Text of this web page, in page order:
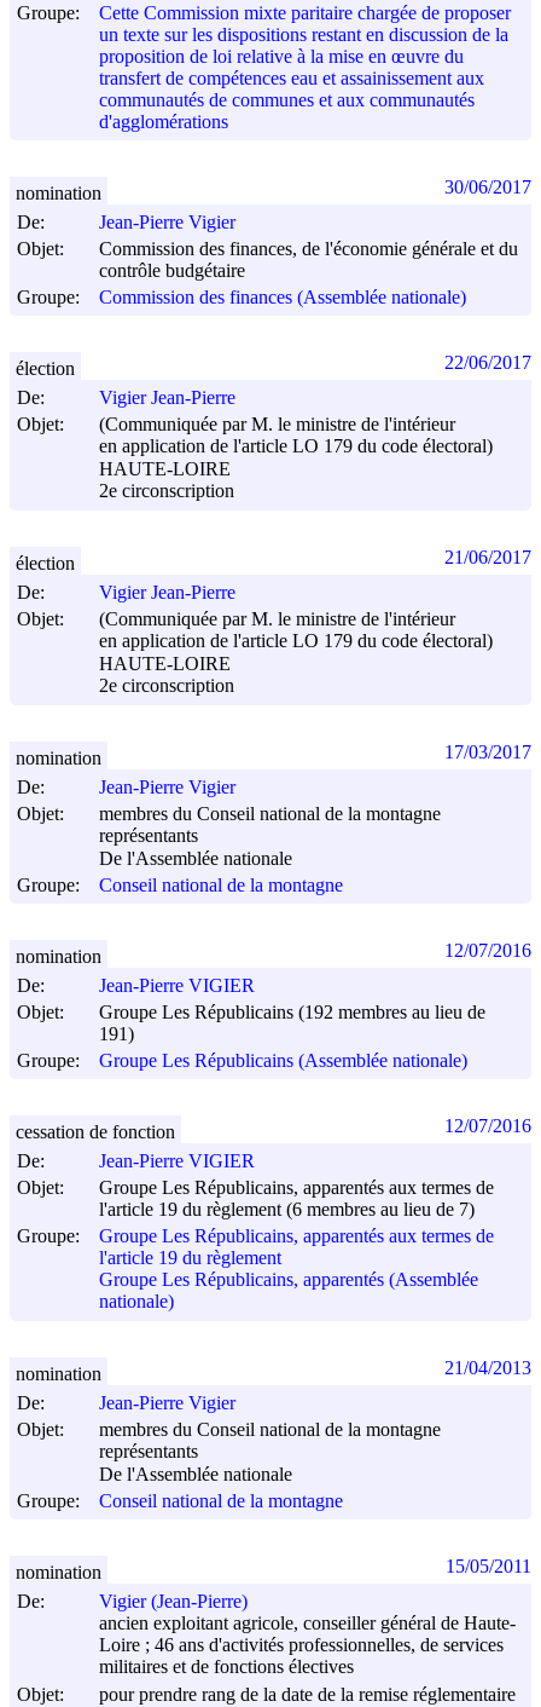
Groupe:
Cette Commission mixte paritaire chargée de proposer
un texte sur les dispositions restant en discussion de la
proposition de loi relative à la mise en œuvre du
transfert de compétences eau et assainissement aux
communautés de communes et aux communautés
d'agglomérations
De:
Jean-Pierre Vigier
Objet:
Commission des finances, de l'économie générale et du
contrôle budgétaire
Groupe:
Commission des finances (Assemblée nationale)
nomination 30/06/2017
De:
Vigier Jean-Pierre
Objet:
(Communiquée par M. le ministre de l'intérieur
en application de l'article LO 179 du code électoral)
HAUTE-LOIRE
2e circonscription
élection 22/06/2017
De:
Vigier Jean-Pierre
Objet:
(Communiquée par M. le ministre de l'intérieur
en application de l'article LO 179 du code électoral)
HAUTE-LOIRE
2e circonscription
élection 21/06/2017
De:
Jean-Pierre Vigier
Objet:
membres du Conseil national de la montagne
représentants
De l'Assemblée nationale
Groupe:
Conseil national de la montagne
nomination 17/03/2017
De:
Jean-Pierre VIGIER
Objet:
Groupe Les Républicains (192 membres au lieu de
191)
Groupe:
Groupe Les Républicains (Assemblée nationale)
nomination 12/07/2016
De:
Jean-Pierre VIGIER
Objet:
Groupe Les Républicains, apparentés aux termes de
l'article 19 du règlement (6 membres au lieu de 7)
Groupe:
Groupe Les Républicains, apparentés aux termes de
l'article 19 du règlement
Groupe Les Républicains, apparentés (Assemblée
nationale)
cessation de fonction 12/07/2016
De:
Jean-Pierre Vigier
Objet:
membres du Conseil national de la montagne
représentants
De l'Assemblée nationale
Groupe:
Conseil national de la montagne
nomination 21/04/2013
De:
Vigier (Jean-Pierre)
ancien exploitant agricole, conseiller général de Haute-
Loire ; 46 ans d'activités professionnelles, de services
militaires et de fonctions électives
Objet:
pour prendre rang de la date de la remise réglementaire
nomination 15/05/2011